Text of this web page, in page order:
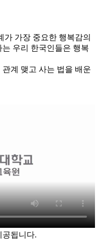
가 가장 중요한 행복감의
우리 한국인들은 행복
계 맺고 사는 법을 배운
공됩니다.